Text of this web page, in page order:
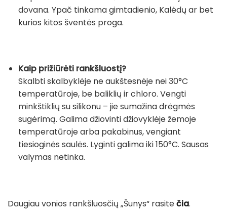
dovana. Ypač tinkama gimtadienio, Kalėdų ar bet
kurios kitos šventės proga.
Kaip prižiūrėti rankšluostį?
Skalbti skalbyklėje ne aukštesnėje nei 30°C
temperatūroje, be baliklių ir chloro. Vengti
minkštiklių su silikonu – jie sumažina drėgmės
sugėrimą. Galima džiovinti džiovyklėje žemoje
temperatūroje arba pakabinus, vengiant
tiesioginės saulės. Lyginti galima iki 150°C. Sausas
valymas netinka.
Daugiau vonios rankšluosčių „Šunys“ rasitečia.